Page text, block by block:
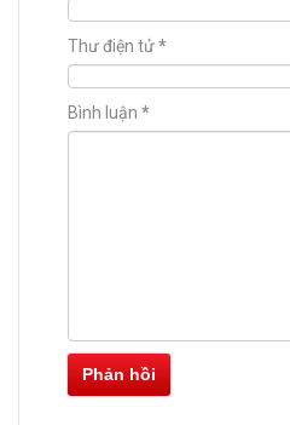
Thư điện tử*
Bình luận *
Phản hồi